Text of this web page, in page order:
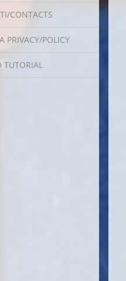
CONTACTS
PRIVACY/POLICY
TUTORIAL